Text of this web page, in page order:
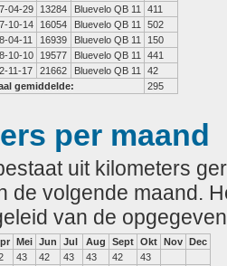
04-29
13284 Bluevelo QB 11
411
10-14
16054 Bluevelo QB 11
502
04-11
16939 Bluevelo QB 11
150
10-10
19577 Bluevelo QB 11
441
11-17
21662 Bluevelo QB 11
42
gemiddelde:
295
per maand
uit kilometers
de volgende maand.
van de
Mei Jun Jul Aug Sept Okt Nov Dec
43 42 43 43 42
43